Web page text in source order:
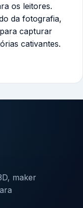
os leitores.
da fotografia,
capturar
cativantes.
maker